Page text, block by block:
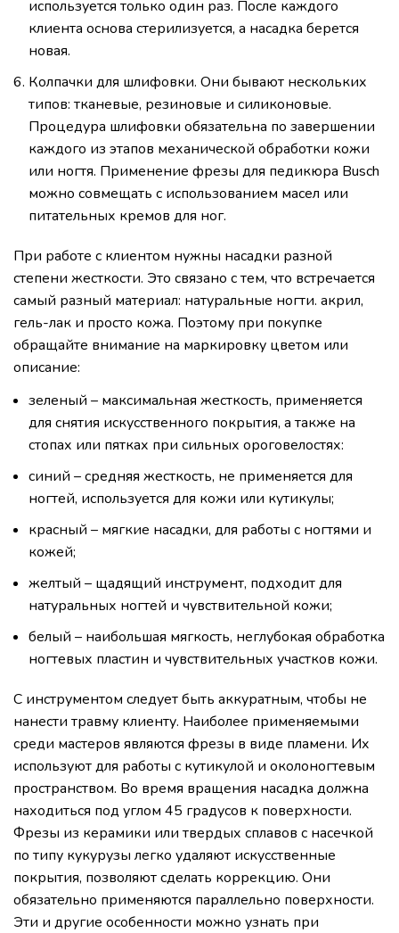
используется только один раз. После каждого
клиента основа стерилизуется, а насадка берется
новая.
Колпачки для шлифовки. Они бывают нескольких
типов: тканевые, резиновые и силиконовые.
Процедура шлифовки обязательна по завершении
каждого из этапов механической обработки кожи
или ногтя. Применение фрезы для педикюра Busch
можно совмещать с использованием масел или
питательных кремов для ног.
При работе с клиентом нужны насадки разной
степени жесткости. Это связано с тем, что встречается
самый разный материал: натуральные ногти. акрил,
гель-лак и просто кожа. Поэтому при покупке
обращайте внимание на маркировку цветом или
описание:
зеленый – максимальная жесткость, применяется
для снятия искусственного покрытия, а также на
стопах или пятках при сильных ороговелостях:
синий – средняя жесткость, не применяется для
ногтей, используется для кожи или кутикулы;
красный – мягкие насадки, для работы с ногтями и
кожей;
желтый – щадящий инструмент, подходит для
натуральных ногтей и чувствительной кожи;
белый – наибольшая мягкость, неглубокая обработка
ногтевых пластин и чувствительных участков кожи.
С инструментом следует быть аккуратным, чтобы не
нанести травму клиенту. Наиболее применяемыми
среди мастеров являются фрезы в виде пламени. Их
используют для работы с кутикулой и околоногтевым
пространством. Во время вращения насадка должна
находиться под углом 45 градусов к поверхности.
Фрезы из керамики или твердых сплавов с насечкой
по типу кукурузы легко удаляют искусственные
покрытия, позволяют сделать коррекцию. Они
обязательно применяются параллельно поверхности.
Эти и другие особенности можно узнать при